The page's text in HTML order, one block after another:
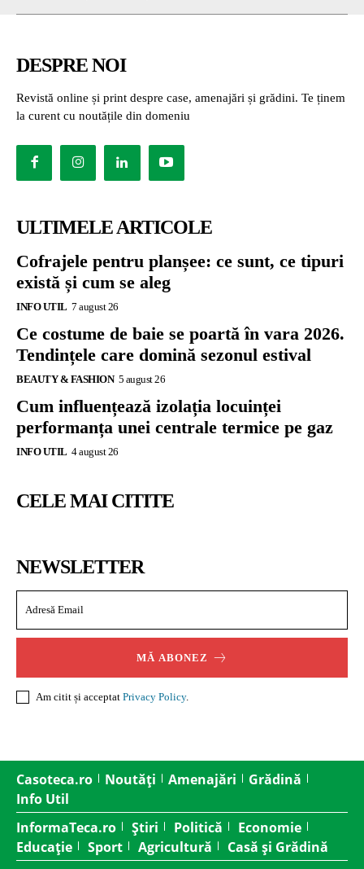
DESPRE NOI
Revistă online și print despre case, amenajări și grădini. Te ținem
la curent cu noutățile din domeniu
ULTIMELE ARTICOLE
Cofrajele pentru planșee: ce sunt, ce tipuri
există și cum se aleg
INFO UTIL 7 august 26
Ce costume de baie se poartă în vara 2026.
Tendințele care domină sezonul estival
BEAUTY & FASHION 5 august 26
Cum influențează izolația locuinței
performanța unei centrale termice pe gaz
INFO UTIL 4 august 26
CELE MAI CITITE
NEWSLETTER
MĂ ABONEZ
Am citit și acceptat Privacy Policy.
Casoteca.ro Noutăți Amenajări
Grădină
Info Util
InformaTeca.ro
Știri Politică
Economie
Educație
Sport Agricultură
Casă și Grădină